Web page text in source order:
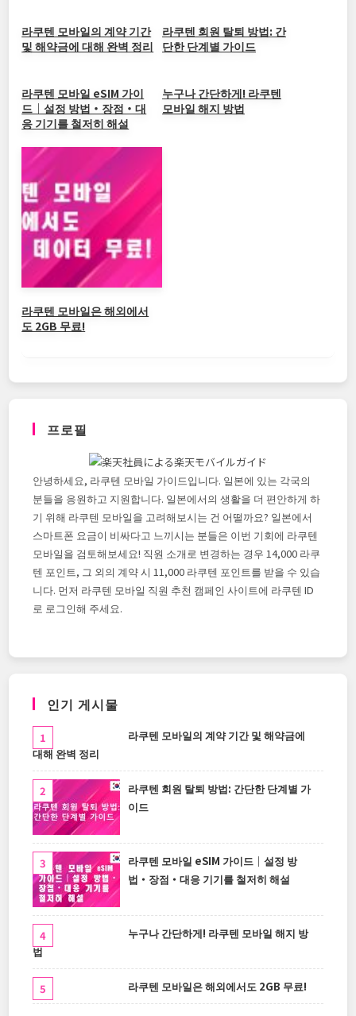
o
o
k
b n
라쿠텐 모바일의 계약 기간
및 해약금에 대해 완벽 정리
라쿠텐 회원 탈퇴 방법: 간
단한 단계별 가이드
라쿠텐 모바일 eSIM 가이
드｜설정 방법・장점・대
응 기기를 철저히 해설
누구나 간단하게! 라쿠텐
모바일 해지 방법
라쿠텐 모바일은 해외에서
도 2GB 무료!
프로필
안녕하세요, 라쿠텐 모바일 가이드입니다. 일본에 있는 각국의
분들을 응원하고 지원합니다. 일본에서의 생활을 더 편안하게 하
기 위해 라쿠텐 모바일을 고려해보시는 건 어떨까요? 일본에서
스마트폰 요금이 비싸다고 느끼시는 분들은 이번 기회에 라쿠텐
모바일을 검토해보세요! 직원 소개로 변경하는 경우 14,000 라쿠
텐 포인트, 그 외의 계약 시 11,000 라쿠텐 포인트를 받을 수 있습
니다. 먼저 라쿠텐 모바일 직원 추천 캠페인 사이트에 라쿠텐 ID
로 로그인해 주세요.
인기 게시물
라쿠텐 모바일의 계약 기간 및 해약금에
대해 완벽 정리
라쿠텐 회원 탈퇴 방법: 간단한 단계별 가
이드
라쿠텐 모바일 eSIM 가이드｜설정 방
법・장점・대응 기기를 철저히 해설
누구나 간단하게! 라쿠텐 모바일 해지 방
법
라쿠텐 모바일은 해외에서도 2GB 무료!